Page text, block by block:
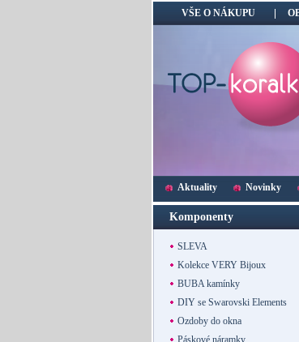
VŠE O NÁKUPU
Aktuality Novinky
Komponenty
SLEVA
Kolekce VERY Bijoux
BUBA kamínky
DIY se Swarovski Elements
Ozdoby do okna
Páskové náramky